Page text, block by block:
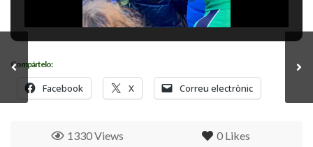
Compártelo:
Facebook X Correu electrònic
0 Likes
1330 Views